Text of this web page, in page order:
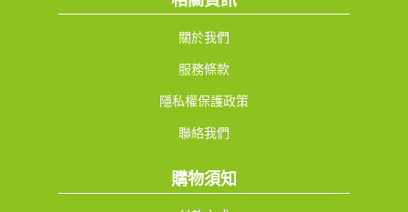
關於我們
服務條款
隱私權保護政策
聯絡我們
購物須知